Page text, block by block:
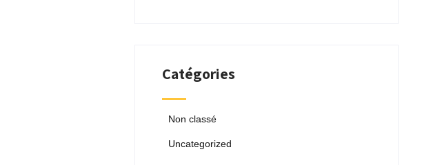
Catégories
Non classé
Uncategorized